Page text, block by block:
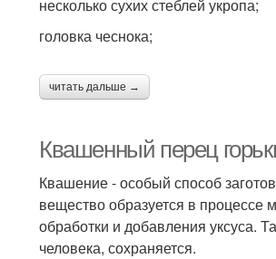
несколько сухих стеблей укропа;
головка чеснока;
читать дальше →
Квашенный перец
Квашение - особый способ
вещество образуется в процессе
обработки и добавления уксуса.
человека, сохраняется.